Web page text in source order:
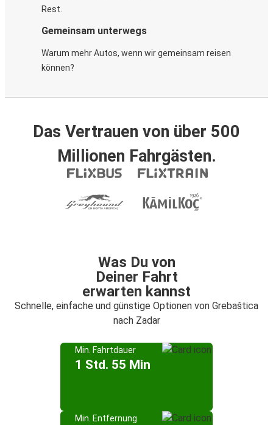
Rest.
Gemeinsam unterwegs
Warum mehr Autos, wenn wir gemeinsam reisen
können?
Das Vertrauen von über 500
Millionen Fahrgästen.
Was Du von
Deiner Fahrt
erwarten kannst
Schnelle, einfache und günstige Optionen von Grebaštica
nach Zadar
Min. Fahrtdauer
1 Std. 55 Min
Min. Entfernung